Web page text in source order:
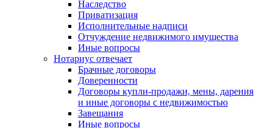
Наследство
Приватизация
Исполнительные надписи
Отчуждение недвижимого имущества
Иные вопросы
Нотариус отвечает
Брачные договоры
Доверенности
Договоры купли-продажи, мены, дарения
и иные договоры с недвижимостью
Завещания
Иные вопросы